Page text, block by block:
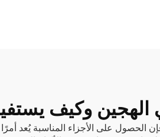
وكيف
الحصول على الأجزاء المناسبة يُعد